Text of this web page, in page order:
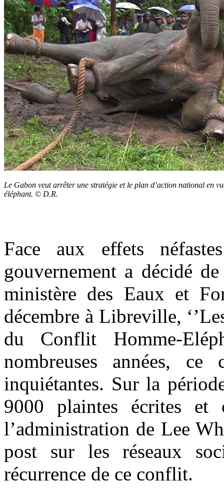
Le Gabon veut arrêter une stratégie et le plan d’action national en
éléphant. © D.R.
Face aux effets
gouvernement a décidé
ministère des Eaux et
décembre à Libreville,
du Conflit Homme-
nombreuses années,
inquiétantes. Sur la
9000 plaintes écrites et
l’administration de Lee
post sur les réseaux
récurrence de ce conflit.